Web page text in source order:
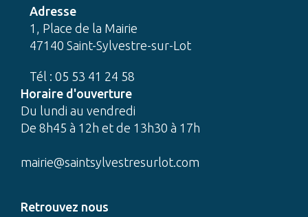
Adresse
1, Place de la Mairie
47140 Saint-Sylvestre-sur-Lot
Tél : 05 53 41 24 58
Horaire d'ouverture
Du lundi au vendredi
De 8h45 à 12h et de 13h30 à 17h
mairie@saintsylvestresurlot.com
Retrouvez nous